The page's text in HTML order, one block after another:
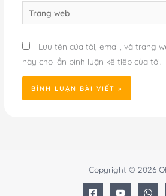
Trang
web
Lưu tên của tôi, email, và trang
này cho lần bình luận kế tiếp của tôi.
Copyright © 2026